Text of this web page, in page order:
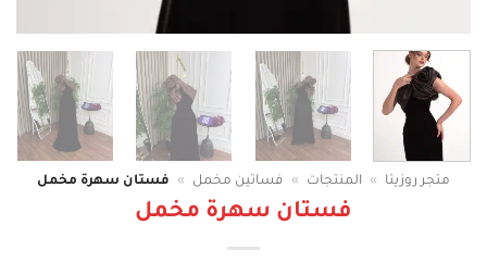
متجر روزيتا » المنتجات » فساتين مخمل » فستان سهرة مخمل
فستان سهرة مخمل